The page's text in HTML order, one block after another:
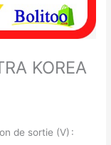
KOREA
de sortie (V) :